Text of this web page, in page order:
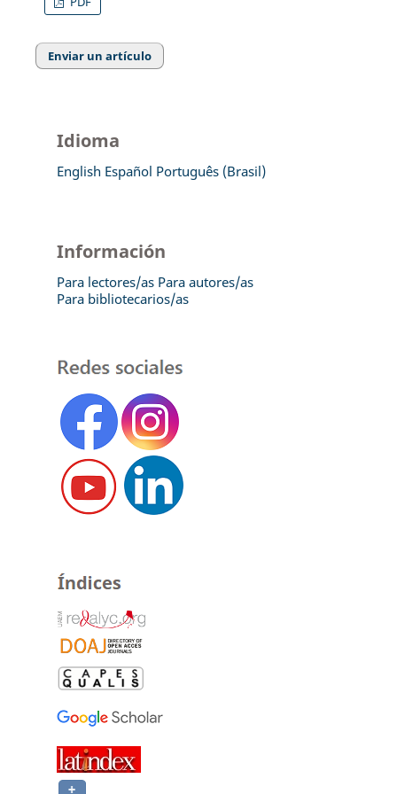
Enviar un artículo
Idioma
English Español Português (Brasil)
Información
Para lectores/as Para autores/as
Para bibliotecarios/as